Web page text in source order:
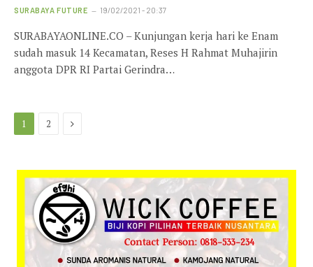
SURABAYA FUTURE 19/02/2021 - 20:37
SURABAYAONLINE.CO – Kunjungan kerja hari ke Enam
sudah masuk 14 Kecamatan, Reses H Rahmat Muhajirin
anggota DPR RI Partai Gerindra…
1 2 Next